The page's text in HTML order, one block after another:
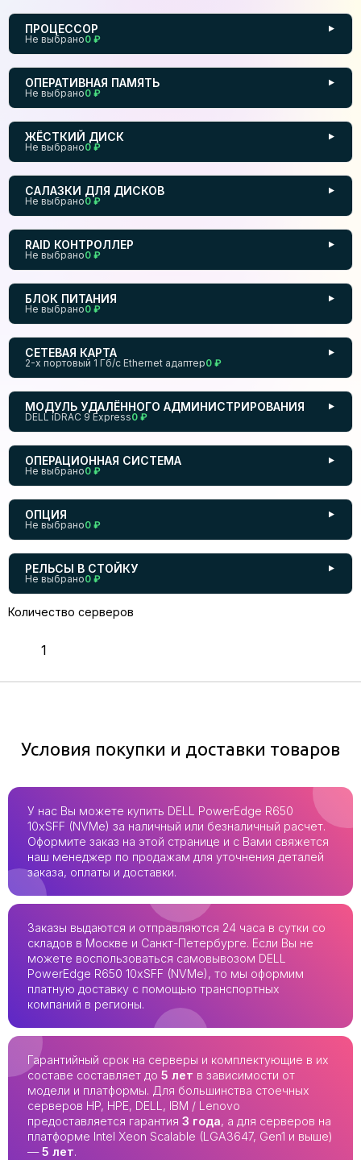
ПРОЦЕССОР
Не выбрано0 ₽
▼
ОПЕРАТИВНАЯ ПАМЯТЬ
Не выбрано0 ₽
▼
ЖЁСТКИЙ ДИСК
Не выбрано0 ₽
▼
САЛАЗКИ ДЛЯ ДИСКОВ
Не выбрано0 ₽
▼
RAID КОНТРОЛЛЕР
Не выбрано0 ₽
▼
БЛОК ПИТАНИЯ
Не выбрано0 ₽
▼
СЕТЕВАЯ КАРТА
2-х портовый 1 Гб/с Ethernet адаптер0 ₽
▼
МОДУЛЬ УДАЛЁННОГО АДМИНИСТРИРОВАНИЯ
DELL iDRAC 9 Express0 ₽
▼
ОПЕРАЦИОННАЯ СИСТЕМА
Не выбрано0 ₽
▼
ОПЦИЯ
Не выбрано0 ₽
▼
РЕЛЬСЫ В СТОЙКУ
Не выбрано0 ₽
▼
Количество серверов
Условия покупки и доставки товаров
У нас Вы можете купить DELL PowerEdge R650
10xSFF (NVMe) за наличный или безналичный расчет.
Оформите заказ на этой странице и с Вами свяжется
наш менеджер по продажам для уточнения деталей
заказа, оплаты и доставки.
Заказы выдаются и отправляются 24 часа в сутки со
складов в Москве и Санкт-Петербурге. Если Вы не
можете воспользоваться самовывозом DELL
PowerEdge R650 10xSFF (NVMe), то мы оформим
платную доставку с помощью транспортных
компаний в регионы.
Гарантийный срок на серверы и комплектующие в их
составе составляет до 5 лет в зависимости от
модели и платформы. Для большинства стоечных
серверов HP, HPE, DELL, IBM / Lenovo
предоставляется гарантия 3 года, а для серверов на
платформе Intel Xeon Scalable (LGA3647, Gen1 и выше)
—5 лет.